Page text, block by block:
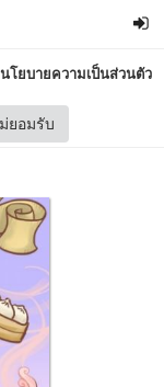
นโยบายความเป็นส่วนตัว
ยอมรับ